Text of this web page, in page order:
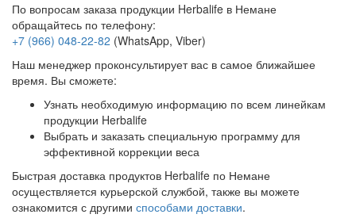
По вопросам заказа продукции Herbalife в Немане
обращайтесь по телефону:
+7 (966) 048-22-82 (WhatsApp, Viber)
Наш менеджер проконсультирует вас в самое ближайшее
время. Вы сможете:
Узнать необходимую информацию по всем линейкам
продукции Herbalife
Выбрать и заказать специальную программу для
эффективной коррекции веса
Быстрая доставка продуктов Herbalife по Немане
осуществляется курьерской службой, также вы можете
ознакомится с другими способами доставки.